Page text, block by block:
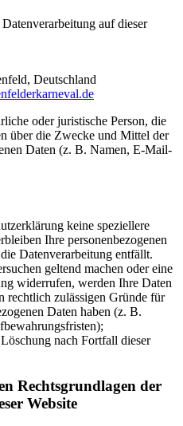
auf dieser
Deutschland
oder juristische Person, die
über die Zwecke und Mittel der
Daten (z. B. Namen, E-Mail-
keine speziellere
Ihre personenbezogenen
Datenverarbeitung entfällt.
geltend machen oder eine
widerrufen, werden Ihre Daten
rechtlich zulässigen Gründe für
Daten haben (z. B.
nach Fortfall dieser
Rechtsgrundlagen der
Website